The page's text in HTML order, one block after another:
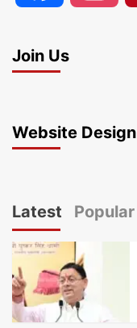
Join Us
Website Design
Latest Popular